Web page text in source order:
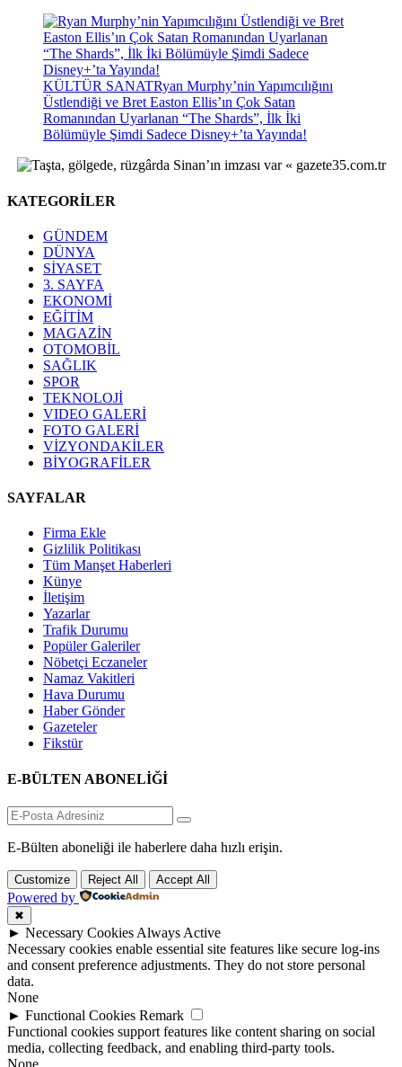
KÜLTÜR SANATRyan Murphy’nin Yapımcılığını
Üstlendiği ve Bret Easton Ellis’ın Çok Satan
Romanından Uyarlanan “The Shards”, İlk İki
Bölümüyle Şimdi Sadece Disney+’ta Yayında!
KATEGORİLER
GÜNDEM
DÜNYA
SİYASET
3. SAYFA
EKONOMİ
EĞİTİM
MAGAZİN
OTOMOBİL
SAĞLIK
SPOR
TEKNOLOJİ
VIDEO GALERİ
FOTO GALERİ
VİZYONDAKİLER
BİYOGRAFİLER
SAYFALAR
Firma Ekle
Gizlilik Politikası
Tüm Manşet Haberleri
Künye
İletişim
Yazarlar
Trafik Durumu
Popüler Galeriler
Nöbetçi Eczaneler
Namaz Vakitleri
Hava Durumu
Haber Gönder
Gazeteler
Fikstür
E-BÜLTEN ABONELİĞİ
E-Bülten aboneliği ile haberlere daha hızlı erişin.
Customize Reject All Accept All
Powered by
✖
► Necessary Cookies Always Active
Necessary cookies enable essential site features like secure log-ins
and consent preference adjustments. They do not store personal
data.
None
► Functional Cookies Remark
Functional cookies support features like content sharing on social
media, collecting feedback, and enabling third-party tools.
None